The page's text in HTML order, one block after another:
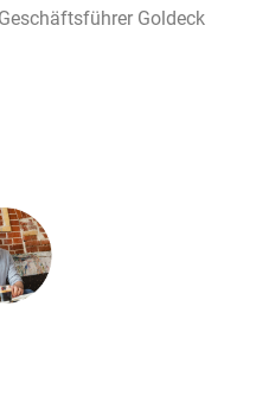
Goldeck